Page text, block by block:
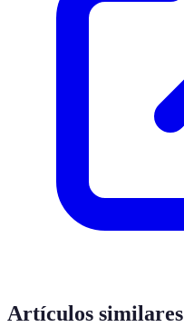
Artículos similares